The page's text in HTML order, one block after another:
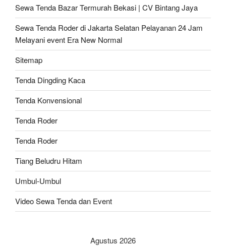
Sewa Tenda Bazar Termurah Bekasi | CV Bintang Jaya
Sewa Tenda Roder di Jakarta Selatan Pelayanan 24 Jam
Melayani event Era New Normal
Sitemap
Tenda Dingding Kaca
Tenda Konvensional
Tenda Roder
Tenda Roder
Tiang Beludru Hitam
Umbul-Umbul
Video Sewa Tenda dan Event
Agustus 2026